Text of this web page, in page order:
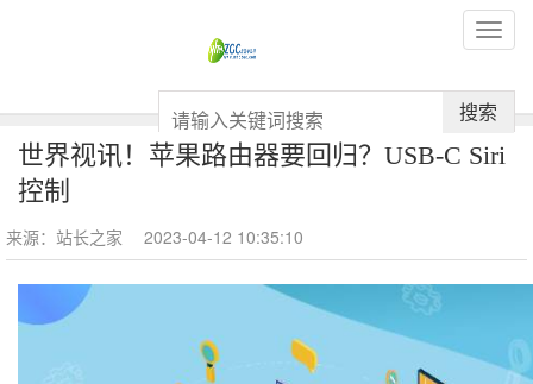
搜索
世界视讯！苹果路由器要回归？USB-C Siri
控制
来源：站长之家 2023-04-12 10:35:10